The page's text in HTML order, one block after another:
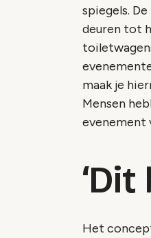
spiegels.
deuren tot
maak je
Mensen
evenement
Het